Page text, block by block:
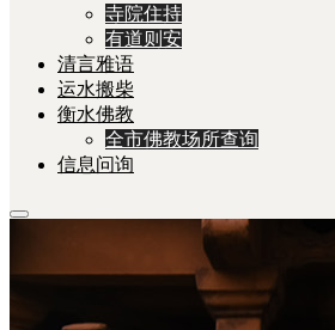
寺院住持
有道则安
清言雅语
运水搬柴
衡水佛教
全市佛教场所查询
信息问询